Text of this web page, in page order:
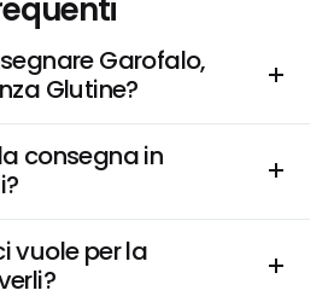
Garofalo,
Glutine?
consegna in
vuole per la